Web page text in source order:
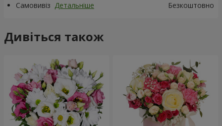
Самовивіз Детальніше Безкоштовно
Дивіться також